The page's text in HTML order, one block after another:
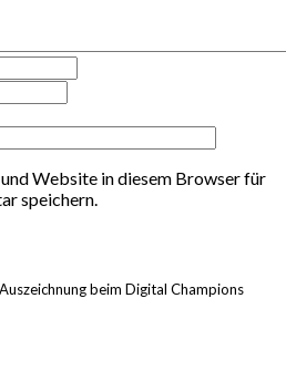
Website in diesem Browser für
speichern.
beim Digital Champions